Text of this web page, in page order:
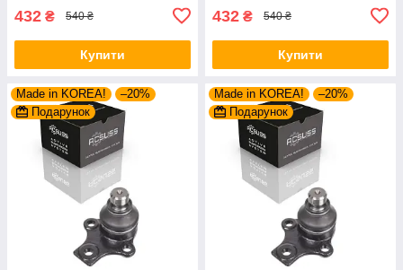
432 ₴ 540 ₴
Купити
432 ₴ 540 ₴
Купити
Made in KOREA!
–20%
Подарунок
Made in KOREA!
–20%
Подарунок